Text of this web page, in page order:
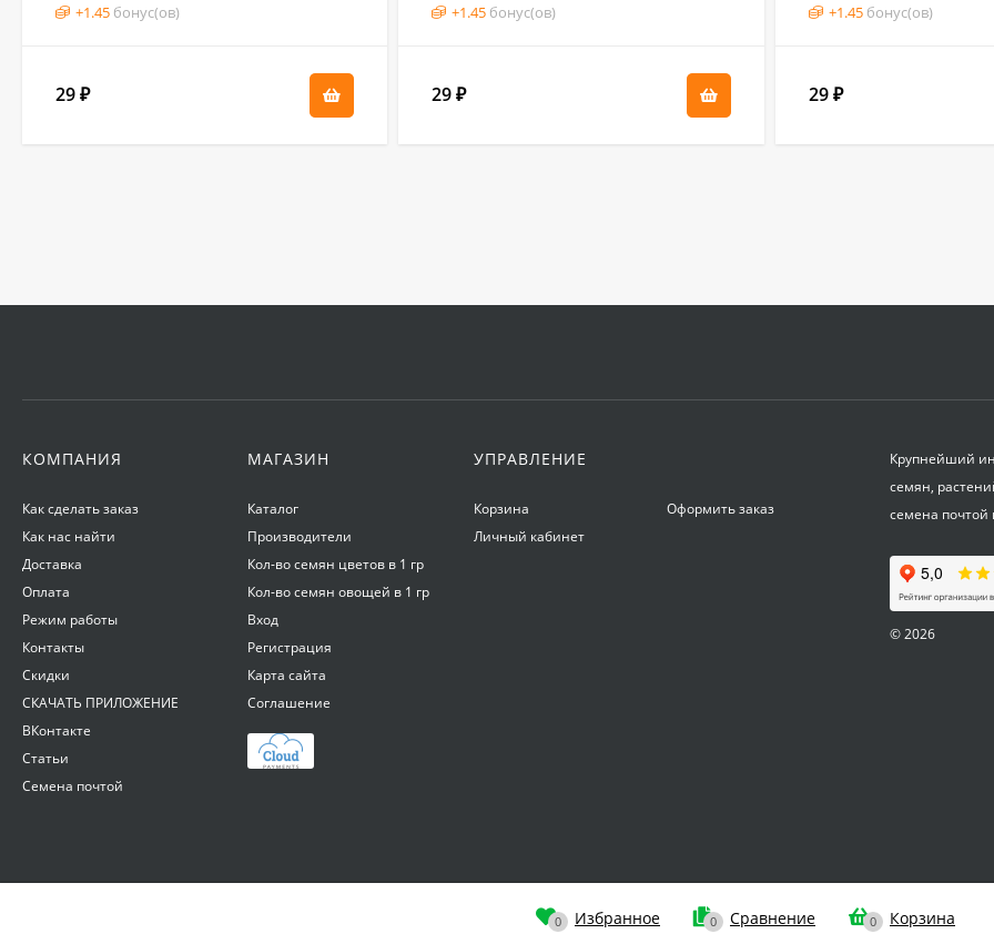
+1.45 бонус(ов)
29 ₽
+1.45 бонус(ов)
29₽
+1.45 бонус(ов)
29 ₽
КОМПАНИЯ
Как сделать заказ
Как нас найти
Доставка
Оплата
Режим работы
Контакты
Скидки
СКАЧАТЬ ПРИЛОЖЕНИЕ
ВКонтакте
Статьи
Семена почтой
МАГАЗИН
Каталог
Производители
Кол-во семян цветов в 1 гр
Кол-во семян овощей в 1 гр
Вход
Регистрация
Карта сайта
Соглашение
УПРАВЛЕНИЕ
Корзина
Личный кабинет
Оформить заказ
Крупнейший
семян,
семена почтой
© 2026
0 Избранное 0 Сравнение 0 Корзина